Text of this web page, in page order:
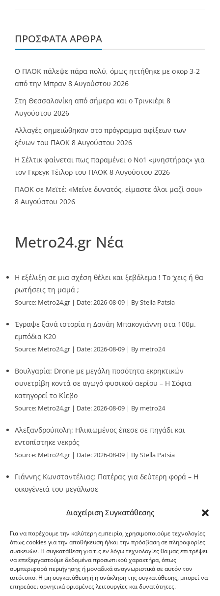
Διαχείριση Συγκατάθεσης
Για να παρέχουμε την καλύτερη εμπειρία, χρησιμοποιούμε τεχνολογίες
όπως cookies για την αποθήκευση ή/και την πρόσβαση σε πληροφορίες
συσκευών. Η συγκατάθεση για τις εν λόγω τεχνολογίες θα μας επιτρέψει
να επεξεργαστούμε δεδομένα προσωπικού χαρακτήρα, όπως
συμπεριφορά περιήγησης ή μοναδικά αναγνωριστικά σε αυτόν τον
ιστότοπο. Η μη συγκατάθεση ή η ανάκληση της συγκατάθεσης, μπορεί να
επηρεάσει αρνητικά ορισμένες λειτουργίες και δυνατότητες.
ΠΡΌΣΦΑΤΑ ΆΡΘΡΑ
Ο ΠΑΟΚ πάλεψε πάρα πολύ, όμως ηττήθηκε με σκορ 3-2
από την Μπραν 8 Αυγούστου 2026
Στη Θεσσαλονίκη από σήμερα και ο Τρινκιέρι 8
Αυγούστου 2026
Αλλαγές σημειώθηκαν στο πρόγραμμα αφίξεων των
ξένων του ΠΑΟΚ 8 Αυγούστου 2026
Η Σέλτικ φαίνεται πως παραμένει ο Νο1 «μνηστήρας» για
τον Γκρεγκ Τέιλορ του ΠΑΟΚ 8 Αυγούστου 2026
ΠΑΟΚ σε Μεϊτέ: «Μείνε δυνατός, είμαστε όλοι μαζί σου»
8 Αυγούστου 2026
Metro24.gr Νέα
Η εξέλιξη σε μια σχέση θέλει και ξεβόλεμα ! Το ‘χεις ή θα
ρωτήσεις τη μαμά ;
Source: Metro24.gr Date: 2026-08-09 By Stella Patsia
Έγραψε ξανά ιστορία η Δανάη Μπακογιάννη στα 100μ.
εμπόδια Κ20
Source: Metro24.gr Date: 2026-08-09 By metro24
Βουλγαρία: Drone με μεγάλη ποσότητα εκρηκτικών
συνετρίβη κοντά σε αγωγό φυσικού αερίου – Η Σόφια
κατηγορεί το Κίεβο
Source: Metro24.gr Date: 2026-08-09 By metro24
Αλεξανδρούπολη: Ηλικιωμένος έπεσε σε πηγάδι και
εντοπίστηκε νεκρός
Source: Metro24.gr Date: 2026-08-09 By Stella Patsia
Γιάννης Κωνσταντέλιας: Πατέρας για δεύτερη φορά – Η
οικογένειά του μεγάλωσε
G-point.gr